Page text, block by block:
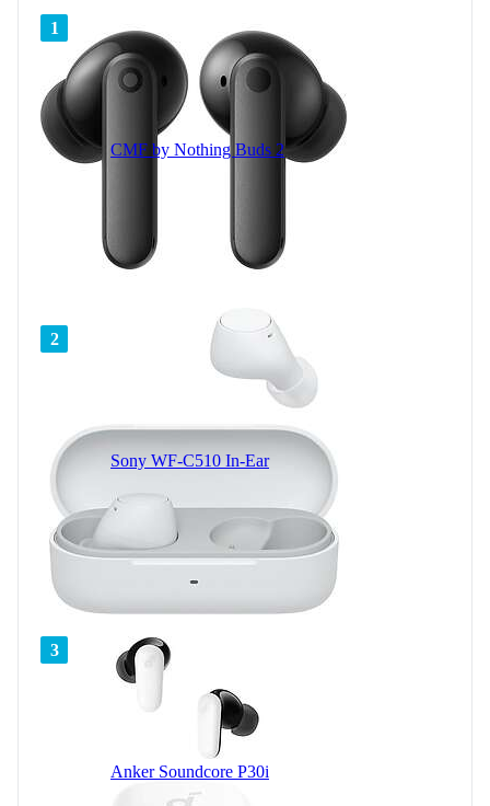
1
CMF by Nothing Buds 2
2
Sony WF-C510 In-Ear
3
Anker Soundcore P30i